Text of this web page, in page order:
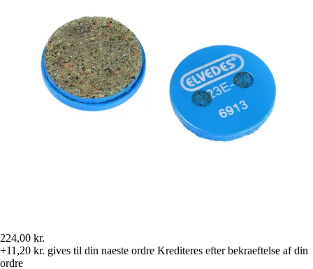
224,00 kr.
+11,20 kr. gives til din naeste ordre Krediteres efter bekraeftelse af din
ordre